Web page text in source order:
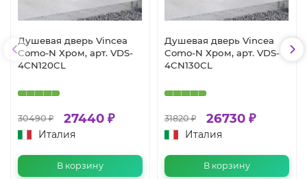
Душевая дверь Vincea
Como-N Хром, арт. VDS-
4CN120CL
30490 ₽ 27440 ₽
Италия
В корзину
Душевая дверь Vincea
Como-N Хром, арт. VDS-
4CN130CL
31820 ₽ 26730 ₽
Италия
В корзину